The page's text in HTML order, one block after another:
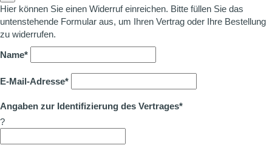
Hier können Sie einen Widerruf einreichen. Bitte füllen Sie das
untenstehende Formular aus, um Ihren Vertrag oder Ihre Bestellung
zu widerrufen.
Name*
E-Mail-Adresse*
Angaben zur Identifizierung des Vertrages*
?